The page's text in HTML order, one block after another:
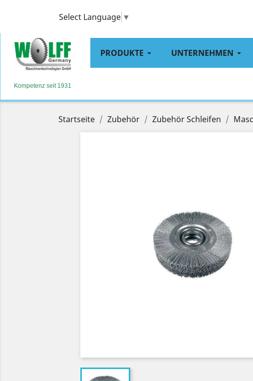
Select Language ▼
Kompetenz seit 1931
PRODUKTE UNTERNEHMEN
Startseite Zubehör Zubehör Schleifen